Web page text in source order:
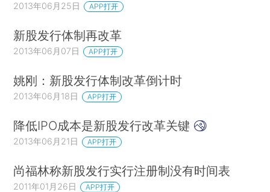
2013年06月25日 APP打开
新股发行体制再改革
2013年06月07日 APP打开
姚刚：新股发行体制改革倒计时
2013年06月18日 APP打开
降低IPO成本是新股发行改革关键
2013年06月21日 APP打开
尚福林称新股发行实行注册制没有时间表
2011年01月26日 APP打开